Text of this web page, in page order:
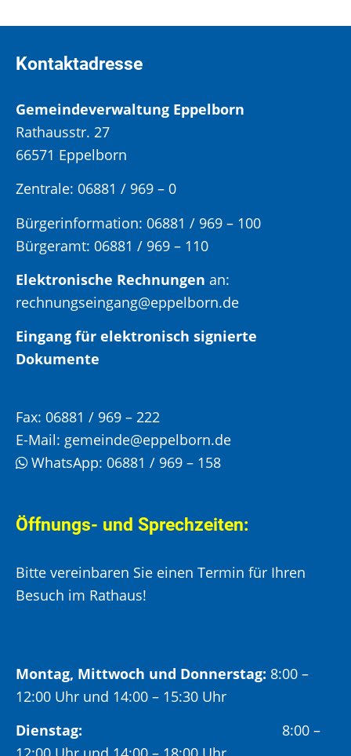
Kontaktadresse
Gemeindeverwaltung Eppelborn
Rathausstr. 27
66571 Eppelborn
Zentrale: 06881 / 969 – 0
Bürgerinformation: 06881 / 969 – 100
Bürgeramt: 06881 / 969 – 110
Elektronische Rechnungen an:
rechnungseingang@eppelborn.de
Eingang für elektronisch signierte
Dokumente
Fax: 06881 / 969 – 222
E-Mail: gemeinde@eppelborn.de
WhatsApp: 06881 / 969 – 158
Öffnungs- und Sprechzeiten:
Bitte vereinbaren Sie einen Termin für Ihren
Besuch im Rathaus!
Montag, Mittwoch und Donnerstag: 8:00 –
12:00 Uhr und 14:00 – 15:30 Uhr
Dienstag: 8:00 –